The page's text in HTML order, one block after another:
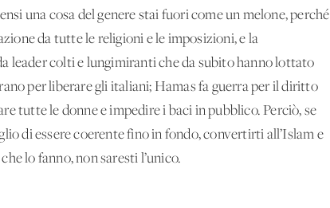
una cosa del genere stai fuori come un melone, perché
da tutte le religioni e le imposizioni, e la
leader colti e lungimiranti che da subito hanno lottato
per liberare gli italiani; Hamas fa guerra per il diritto
tutte le donne e impedire i baci in pubblico. Perciò, se
di essere coerente fino in fondo, convertirti all’Islam e
lo fanno, non saresti l’unico.